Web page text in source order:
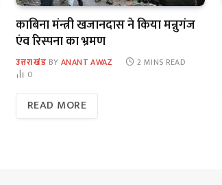
काबिना मंन्त्री खजानदास ने किया मन्नुगंज
एंव रिस्पना का भ्रमण
उत्तराखंड BY ANANT AWAZ
2 MINS READ
0
READ MORE